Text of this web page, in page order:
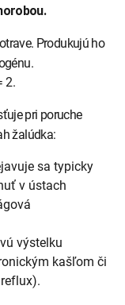
Produkujú ho
2.
pri poruche
žalúdka:
sa typicky
v ústach
výstelku
kašľom či